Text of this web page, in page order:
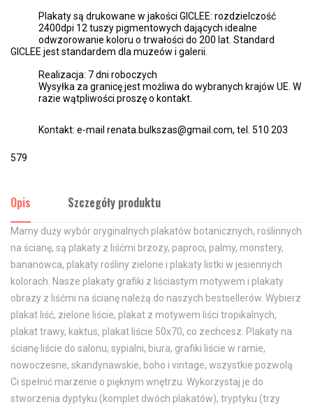
Plakaty są drukowane w jakości GICLEE: rozdzielczość
2400dpi 12 tuszy pigmentowych dających idealne
odwzorowanie koloru o trwałości do 200 lat. Standard
GICLEE jest standardem dla muzeów i galerii.
Realizacja: 7 dni roboczych
Wysyłka za granicę jest możliwa do wybranych krajów UE. W
razie wątpliwości proszę o kontakt.
Kontakt: e-mail renata.bulkszas@gmail.com, tel. 510 203
579
Opis Szczegóły produktu
Mamy duży wybór oryginalnych plakatów botanicznych, roślinnych
na ścianę, są plakaty z liśćmi brzozy, paproci, palmy, monstery,
bananowca, plakaty rośliny zielone i plakaty listki w jesiennych
kolorach. Nasze plakaty grafiki z liściastym motywem i plakaty
obrazy z liśćmi na ścianę należą do naszych bestsellerów. Wybierz
plakat liść, zielone liście, plakat z motywem liści tropikalnych,
plakat trawy, kaktus, plakat liście 50x70, co zechcesz. Plakaty na
ścianę liście do salonu, sypialni, biura, grafiki liście w ramie,
nowoczesne, skandynawskie, boho i vintage, wszystkie pozwolą
Ci spełnić marzenie o pięknym wnętrzu. Wykorzystaj je do
stworzenia dyptyku (komplet dwóch plakatów), tryptyku (trzy